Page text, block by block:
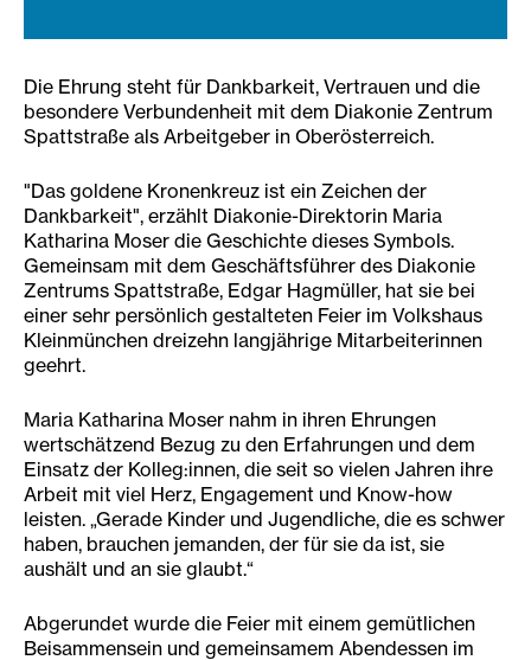
Die Ehrung steht für Dankbarkeit, Vertrauen und die
besondere Verbundenheit mit dem Diakonie Zentrum
Spattstraße als Arbeitgeber in Oberösterreich.
"Das goldene Kronenkreuz ist ein Zeichen der
Dankbarkeit", erzählt Diakonie-Direktorin Maria
Katharina Moser die Geschichte dieses Symbols.
Gemeinsam mit dem Geschäftsführer des Diakonie
Zentrums Spattstraße, Edgar Hagmüller, hat sie bei
einer sehr persönlich gestalteten Feier im Volkshaus
Kleinmünchen dreizehn langjährige Mitarbeiterinnen
geehrt.
Maria Katharina Moser nahm in ihren Ehrungen
wertschätzend Bezug zu den Erfahrungen und dem
Einsatz der Kolleg:innen, die seit so vielen Jahren ihre
Arbeit mit viel Herz, Engagement und Know-how
leisten. „Gerade Kinder und Jugendliche, die es schwer
haben, brauchen jemanden, der für sie da ist, sie
aushält und an sie glaubt.“
Abgerundet wurde die Feier mit einem gemütlichen
Beisammensein und gemeinsamem Abendessen im